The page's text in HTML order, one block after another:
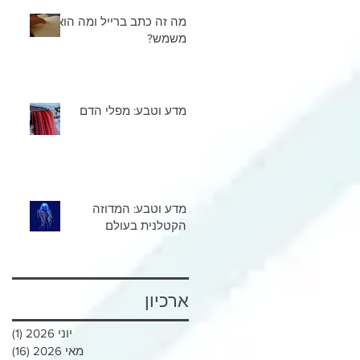
מה זה כתב ברייל ומה הוא
משמש?
מדע וטבע: מפלי הדם
מדע וטבע: המדוזה
הקטלנית בעולם
ארכיון
יוני 2026 (1)
מאי 2026
(16)